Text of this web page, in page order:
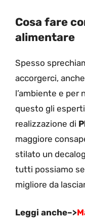
Cosa fare
alimentare
Spesso
accorgerci,
l’ambiente e per
questo gli
realizzazione di
maggiore
stilato un
tutti possiamo
migliore da
Leggi anche–>